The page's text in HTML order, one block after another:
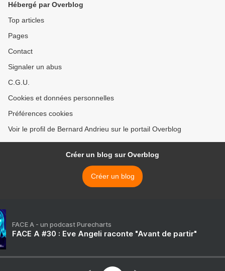
Hébergé par Overblog
Top articles
Pages
Contact
Signaler un abus
C.G.U.
Cookies et données personnelles
Préférences cookies
Voir le profil de Bernard Andrieu sur le portail Overblog
Créer un blog sur Overblog
Créer un blog
FACE A - un podcast Purecharts
FACE A #30 : Eve Angeli raconte "Avant de partir"